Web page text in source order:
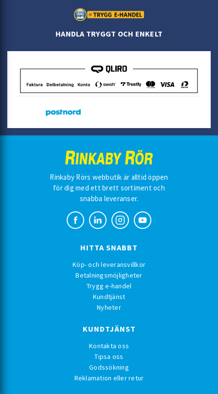
HANDLA TRYGGT OCH ENKELT
Rinkaby Rörs webbutik är alltid öppen
för dig med ett brett sortiment och
snabba leveranser.
HITTA SNABBT
Köp- och leveransvillkor
Betalningsmöjligheter
Trygg e-handel
Kundtjänst
Nyheter
KUNDTJÄNST
Kontakta oss
Tipsa oss
Godssökning
Reklamation eller retur